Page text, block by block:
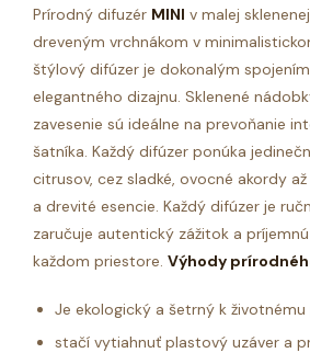
Prírodný difuzér MINI v malej
dreveným vrchnákom v
štýlový difúzer je dokonalým
elegantného dizajnu. Sklenené
zavesenie sú ideálne na prevoňanie
šatníka. Každý difúzer ponúka
citrusov, cez sladké, ovocné akordy
a drevité esencie. Každý difúzer je
zaručuje autentický zážitok a
každom priestore. Výhody
Je ekologický a šetrný k
stačí vytiahnuť plastový uzáver a